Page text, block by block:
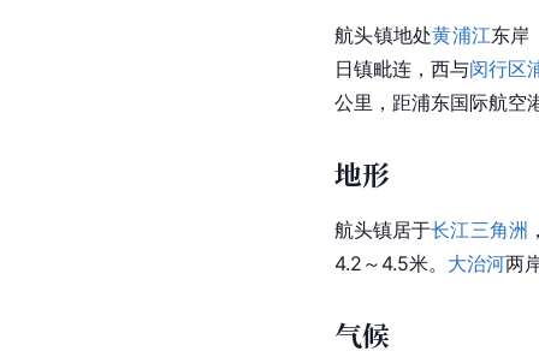
航头镇地处黄浦江东岸
日镇毗连，西与闵行区
公里，距浦东国际航空
地形
航头镇居于长江三角洲
4.2～4.5米。 大治河两
气候